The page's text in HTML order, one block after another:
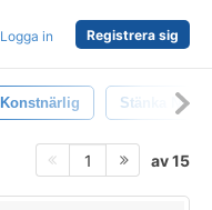
Logga in Registrera sig
Konstnärlig Stänka Ner
1 av 15